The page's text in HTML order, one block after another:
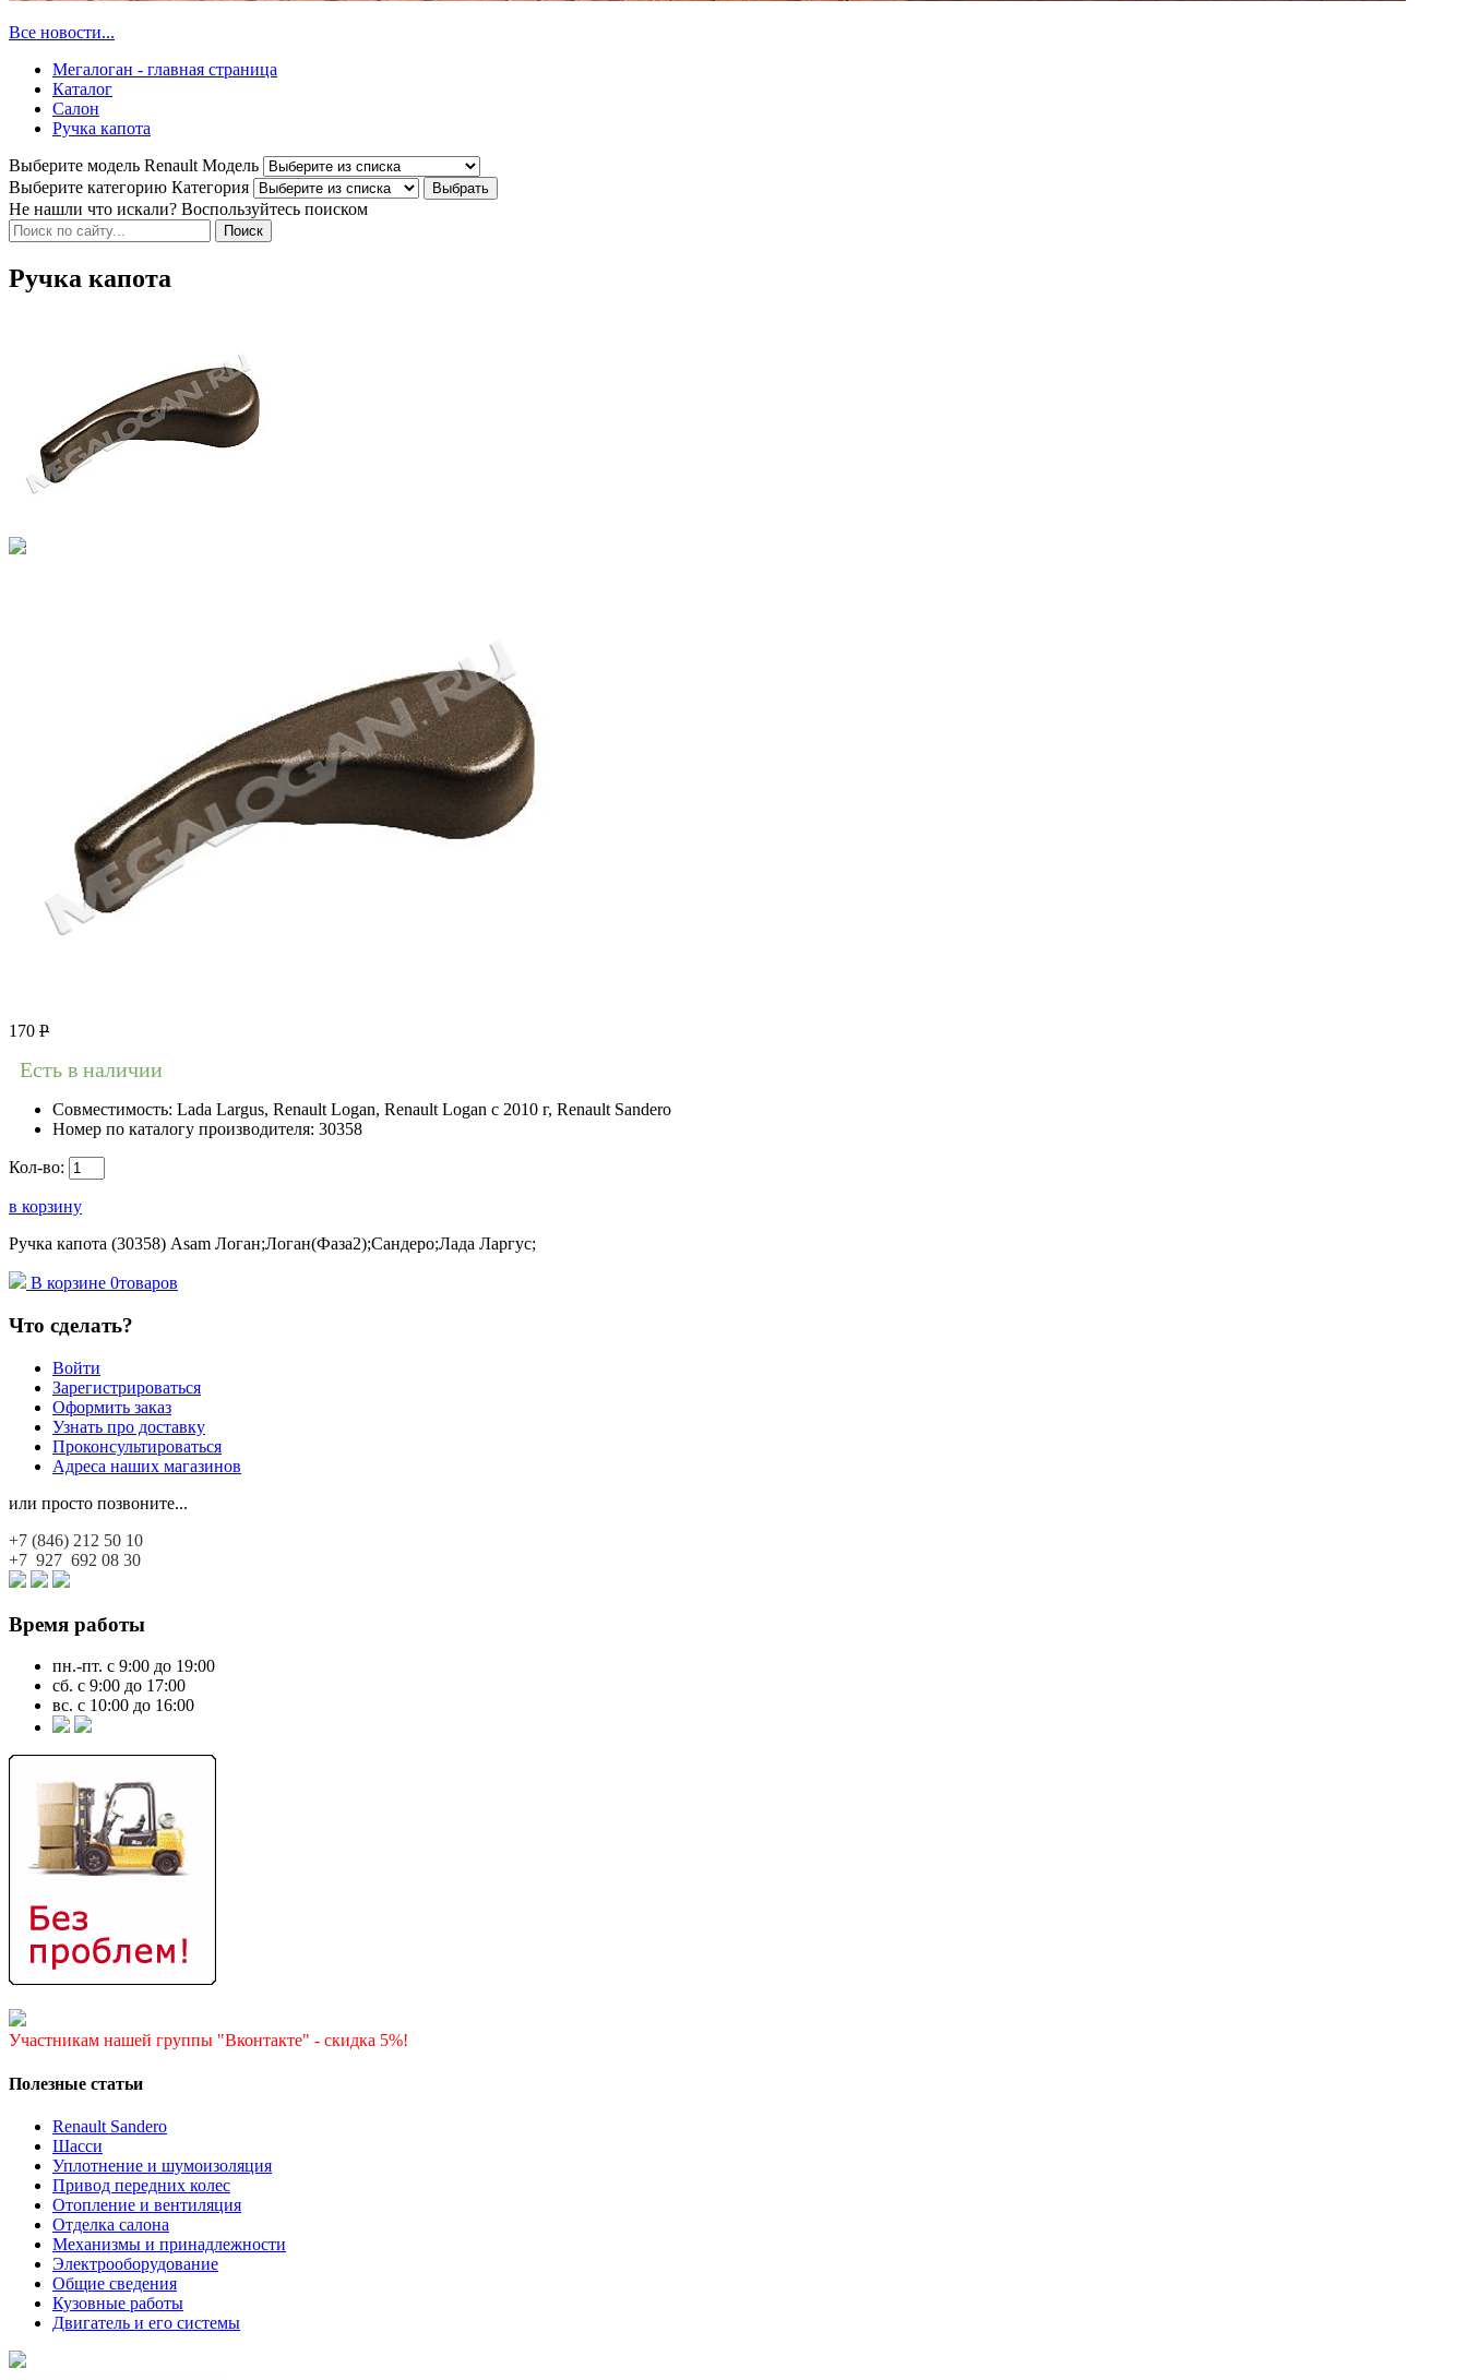
Все новости...
Мегалоган - главная страница
Каталог
Салон
Ручка капота
Выберите модель Renault Модель
Выберите категорию Категория
Не нашли что искали? Воспользуйтесь поиском
Ручка капота
170 Р
Есть в наличии
Совместимость: Lada Largus, Renault Logan, Renault Logan c 2010 г, Renault Sandero
Номер по каталогу производителя: 30358
Кол-во:
в корзину
Ручка капота (30358) Asam Логан;Логан(Фаза2);Сандеро;Лада Ларгус;
В корзине 0товаров
Что сделать?
Войти
Зарегистрироваться
Оформить заказ
Узнать про доставку
Проконсультироваться
Адреса наших магазинов
или просто позвоните...
+7 (846) 212 50 10
+7 927 692 08 30
Время работы
пн.-пт. с 9:00 до 19:00
сб. с 9:00 до 17:00
вс. с 10:00 до 16:00
Участникам нашей группы "Вконтакте" - скидка 5%!
Полезные статьи
Renault Sandero
Шасси
Уплотнение и шумоизоляция
Привод передних колес
Отопление и вентиляция
Отделка салона
Механизмы и принадлежности
Электрооборудование
Общие сведения
Кузовные работы
Двигатель и его системы